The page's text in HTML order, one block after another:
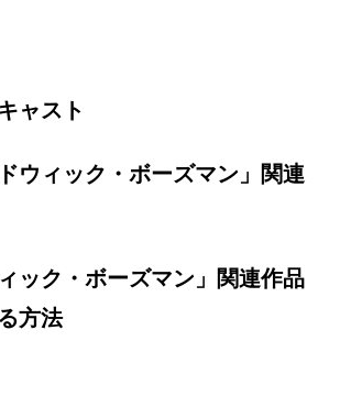
ャスト
ウィック・ボーズマン」関連
ック・ボーズマン」関連作品
方法